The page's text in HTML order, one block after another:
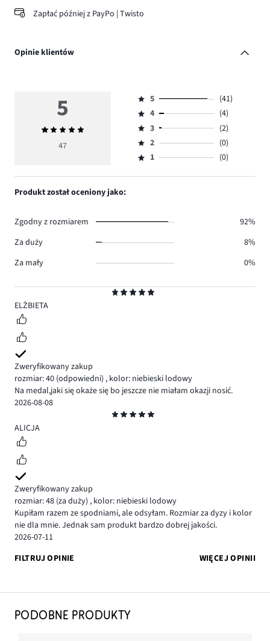
Zapłać później z PayPo | Twisto
Opinie klientów
5
ELŻBIETA
Zweryfikowany zakup
rozmiar: 40 (odpowiedni) , kolor: niebieski lodowy
Na medal,jaki się okaże się bo jeszcze nie miałam okazji nosić.
2026-08-08
5
ALICJA
Zweryfikowany zakup
rozmiar: 48 (za duży) , kolor: niebieski lodowy
Kupiłam razem ze spodniami, ale odsyłam. Rozmiar za dyzy i kolor
nie dla mnie. Jednak sam produkt bardzo dobrej jakości.
2026-07-11
FILTRUJ OPINIE
WIĘCEJ OPINII
5
Średnia
ocena
47
Ocena
5,
ilość
głosów
41.
5
(41)
Ocena
4,
ilość
głosów
4
(4)
Ocena
3,
ilość
3
(2)
Ocena
2,
2
(0)
Ocena
1,
1 (0)
Produkt został oceniony jako:
Zgodny z rozmiarem
92%
Za duży
8%
Za mały
0%
PODOBNE PRODUKTY